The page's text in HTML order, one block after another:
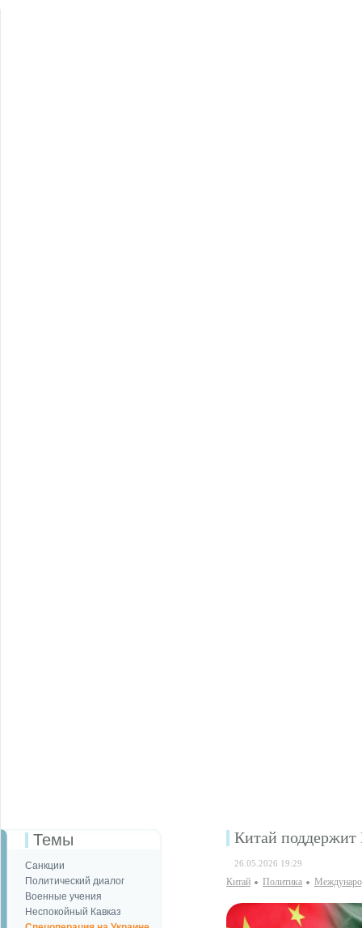
Темы
Санкции
Политический диалог
Военные учения
Неспокойный Кавказ
Китай
26.05.2026 19:29
Китай Политика